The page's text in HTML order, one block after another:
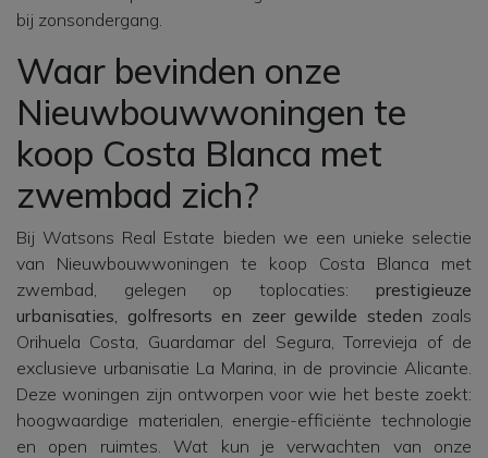
bij zonsondergang.
Waar bevinden onze
Nieuwbouwwoningen te
koop Costa Blanca met
zwembad zich?
Bij Watsons Real Estate bieden we een unieke selectie
van Nieuwbouwwoningen te koop Costa Blanca met
zwembad, gelegen op toplocaties: prestigieuze
urbanisaties, golfresorts en zeer gewilde steden zoals
Orihuela Costa, Guardamar del Segura, Torrevieja of de
exclusieve urbanisatie La Marina, in de provincie Alicante.
Deze woningen zijn ontworpen voor wie het beste zoekt:
hoogwaardige materialen, energie-efficiënte technologie
en open ruimtes. Wat kun je verwachten van onze